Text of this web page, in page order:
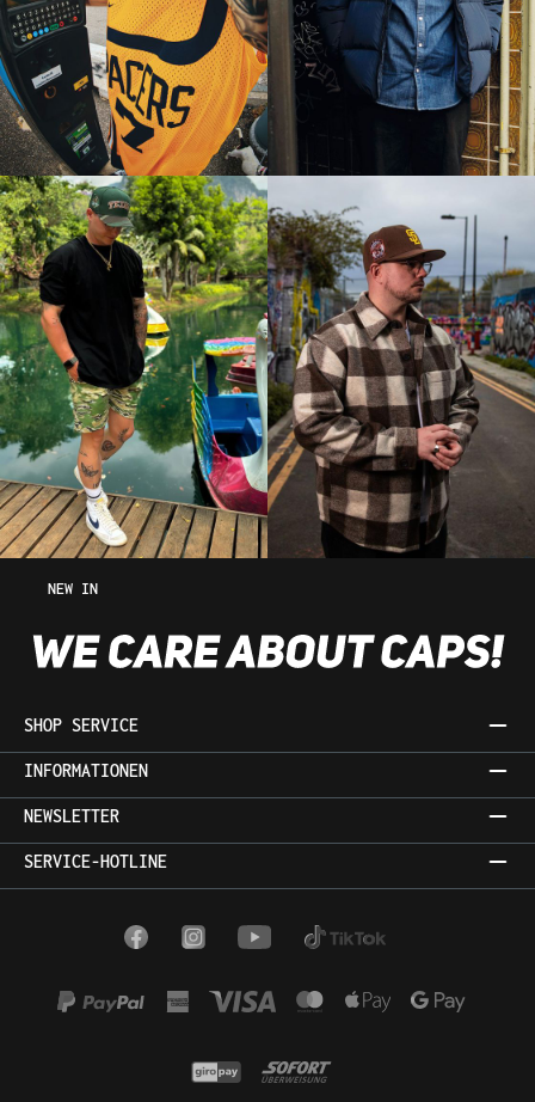
NEW IN
SHOP SERVICE
INFORMATIONEN
NEWSLETTER
SERVICE-HOTLINE